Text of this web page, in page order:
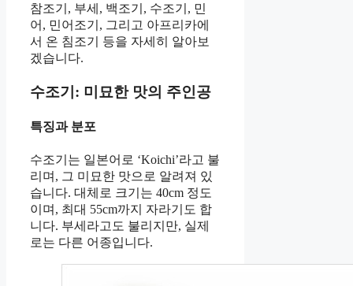
참조기, 부세, 백조기, 수조기, 민
어, 민어조기, 그리고 아프리카에
서 온 침조기 등을 자세히 알아보
겠습니다.
수조기: 미묘한 맛의 주인공
특징과 분포
수조기는 일본어로 ‘Koichi’라고 불
리며, 그 미묘한 맛으로 알려져 있
습니다. 대체로 크기는 40cm 정도
이며, 최대 55cm까지 자라기도 합
니다. 부세라고도 불리지만, 실제
로는 다른 어종입니다.